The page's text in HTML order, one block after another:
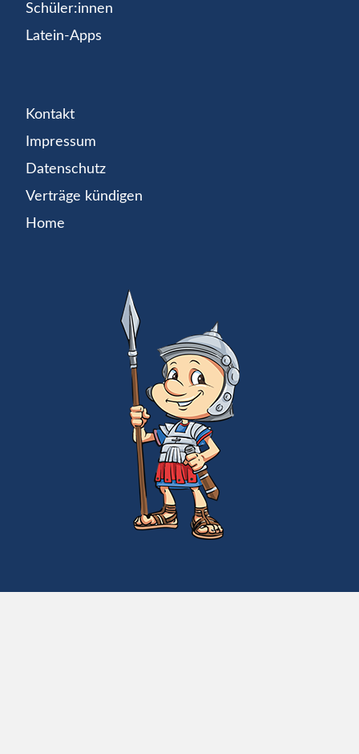
Schüler:innen
Latein-Apps
Kontakt
Impressum
Datenschutz
Verträge kündigen
Home